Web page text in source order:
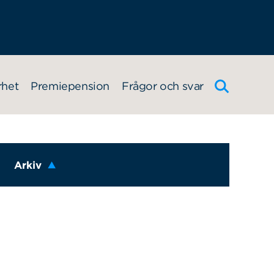
Premiepension Frågor och svar
Arkiv